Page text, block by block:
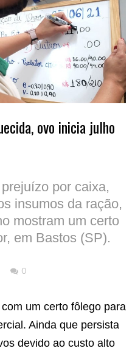
ovo inicia julho
por caixa,
insumos da ração,
mostram um certo
em Bastos (SP).
0
um certo fôlego para
Ainda que persista
devido ao custo alto